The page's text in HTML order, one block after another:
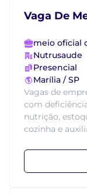
Vaga De
meio oficial
Nutrusaude
Presencial
Marília / SP
Vagas de
com
nutrição,
cozinha e